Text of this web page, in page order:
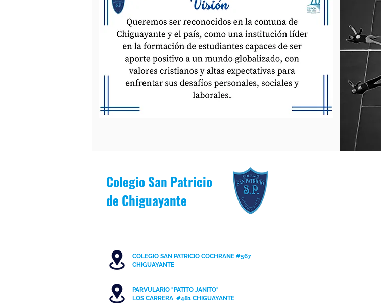
Colegio San Patricio
de Chiguayante
COLEGIO SAN PATRICIO COCHRANE #567
CHIGUAYANTE
PARVULARIO "PATITO JANITO"
LOS CARRERA #481 CHIGUAYANTE